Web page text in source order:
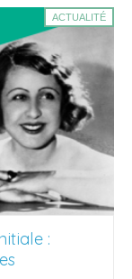
ACTUALITÉ
: